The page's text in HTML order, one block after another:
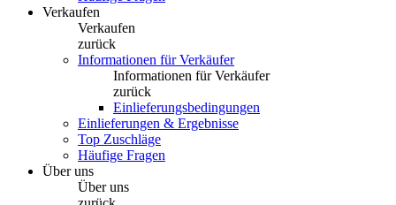
Verkaufen
Verkaufen
zurück
Informationen für Verkäufer
Informationen für Verkäufer
zurück
Einlieferungsbedingungen
Einlieferungen & Ergebnisse
Top Zuschläge
Häufige Fragen
Über uns
Über uns